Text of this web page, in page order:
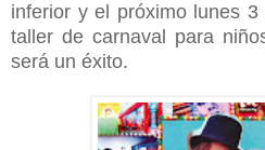
inferior y el próximo lunes
taller de carnaval para
será un éxito.